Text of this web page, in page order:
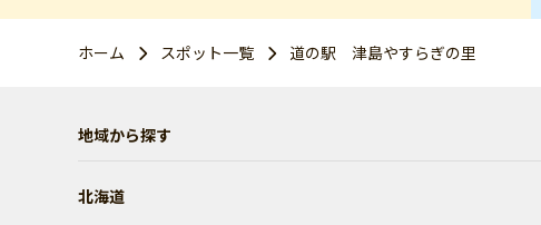
ホーム スポット一覧 道の駅 津島やすらぎの里
地域から探す
北海道